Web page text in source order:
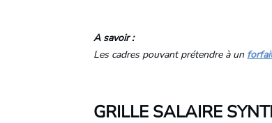
A savoir :
Les cadres pouvant prétendre à un
GRILLE SALAIRE